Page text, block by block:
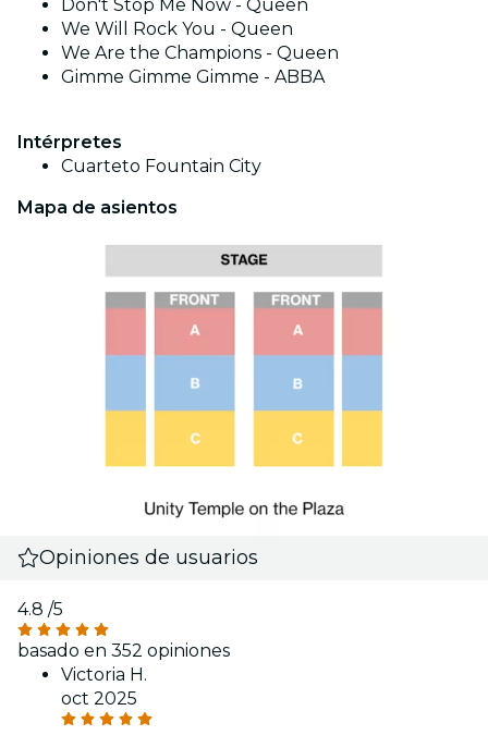
Don't Stop Me Now - Queen
We Will Rock You - Queen
We Are the Champions - Queen
Gimme Gimme Gimme - ABBA
Intérpretes
Cuarteto Fountain City
Mapa de asientos
Opiniones de usuarios
4.8 /5
basado en 352 opiniones
Victoria H.
oct 2025